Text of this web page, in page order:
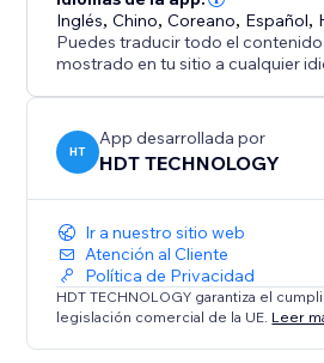
Configura la posición del botón
(izquierda inferior, derecha
Ya seas creador, comerciante,
commerce o agencia de
ayuda a convertir visitantes en
potenciales.
Inglés,Chino,Coreano, Español,
Puedes traducir todo el
mostrado en tu sitio a cualquier
HT
App desarrollada por
HDT TECHNOLOGY
Ir a nuestro sitio web
Atención al Cliente
Política de Privacidad
HDT TECHNOLOGY garantiza el
legislación comercial de la UE. Leer